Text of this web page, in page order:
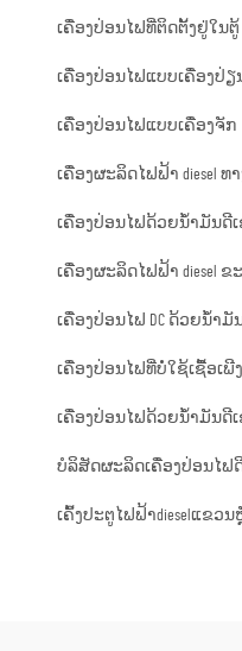
ເຄື່ອງປ່ອນໄຟທີ່ຕິດຕັ້ງຢູ່ໃນຕູ້
ເຄື່ອງປ່ອນໄຟແບບເຄື່ອງປ່ຽ
ເຄື່ອງປ່ອນໄຟແບບເຄື່ອງຈັກ
ເຄື່ອງຜະລິດໄຟຟ້າ diesel ທ
ເຄື່ອງປ່ອນໄຟດ້ວຍນ້ຳມັນດີ
ເຄື່ອງຜະລິດໄຟຟ້າ diesel
ເຄື່ອງປ່ອນໄຟ DC ດ້ວຍນ້ຳມັ
ເຄື່ອງປ່ອນໄຟທີ່ບໍ່ໃຊ້ເຊື້ອເພີງ
ເຄື່ອງປ່ອນໄຟດ້ວຍນ້ຳມັນດີ
ບໍລິສັດຜະລິດເຄື່ອງປ່ອນໄຟ
ເຄົ້ງປະຕູໄຟຟ້າdieselແຂວນ